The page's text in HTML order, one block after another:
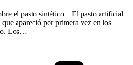
el pasto sintético. El pasto artificial
apareció por primera vez en los
Los…